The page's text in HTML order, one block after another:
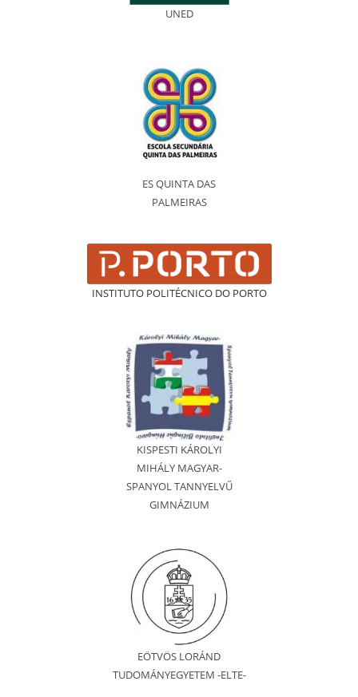
UNED
ES QUINTA DAS
PALMEIRAS
INSTITUTO POLITÉCNICO DO PORTO
KISPESTI KÁROLYI
MIHÁLY MAGYAR-
SPANYOL TANNYELVŰ
GIMNÁZIUM
EÖTVÖS LORÁND
TUDOMÁNYEGYETEM -ELTE-